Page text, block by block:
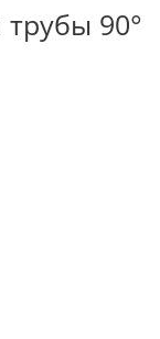
90°